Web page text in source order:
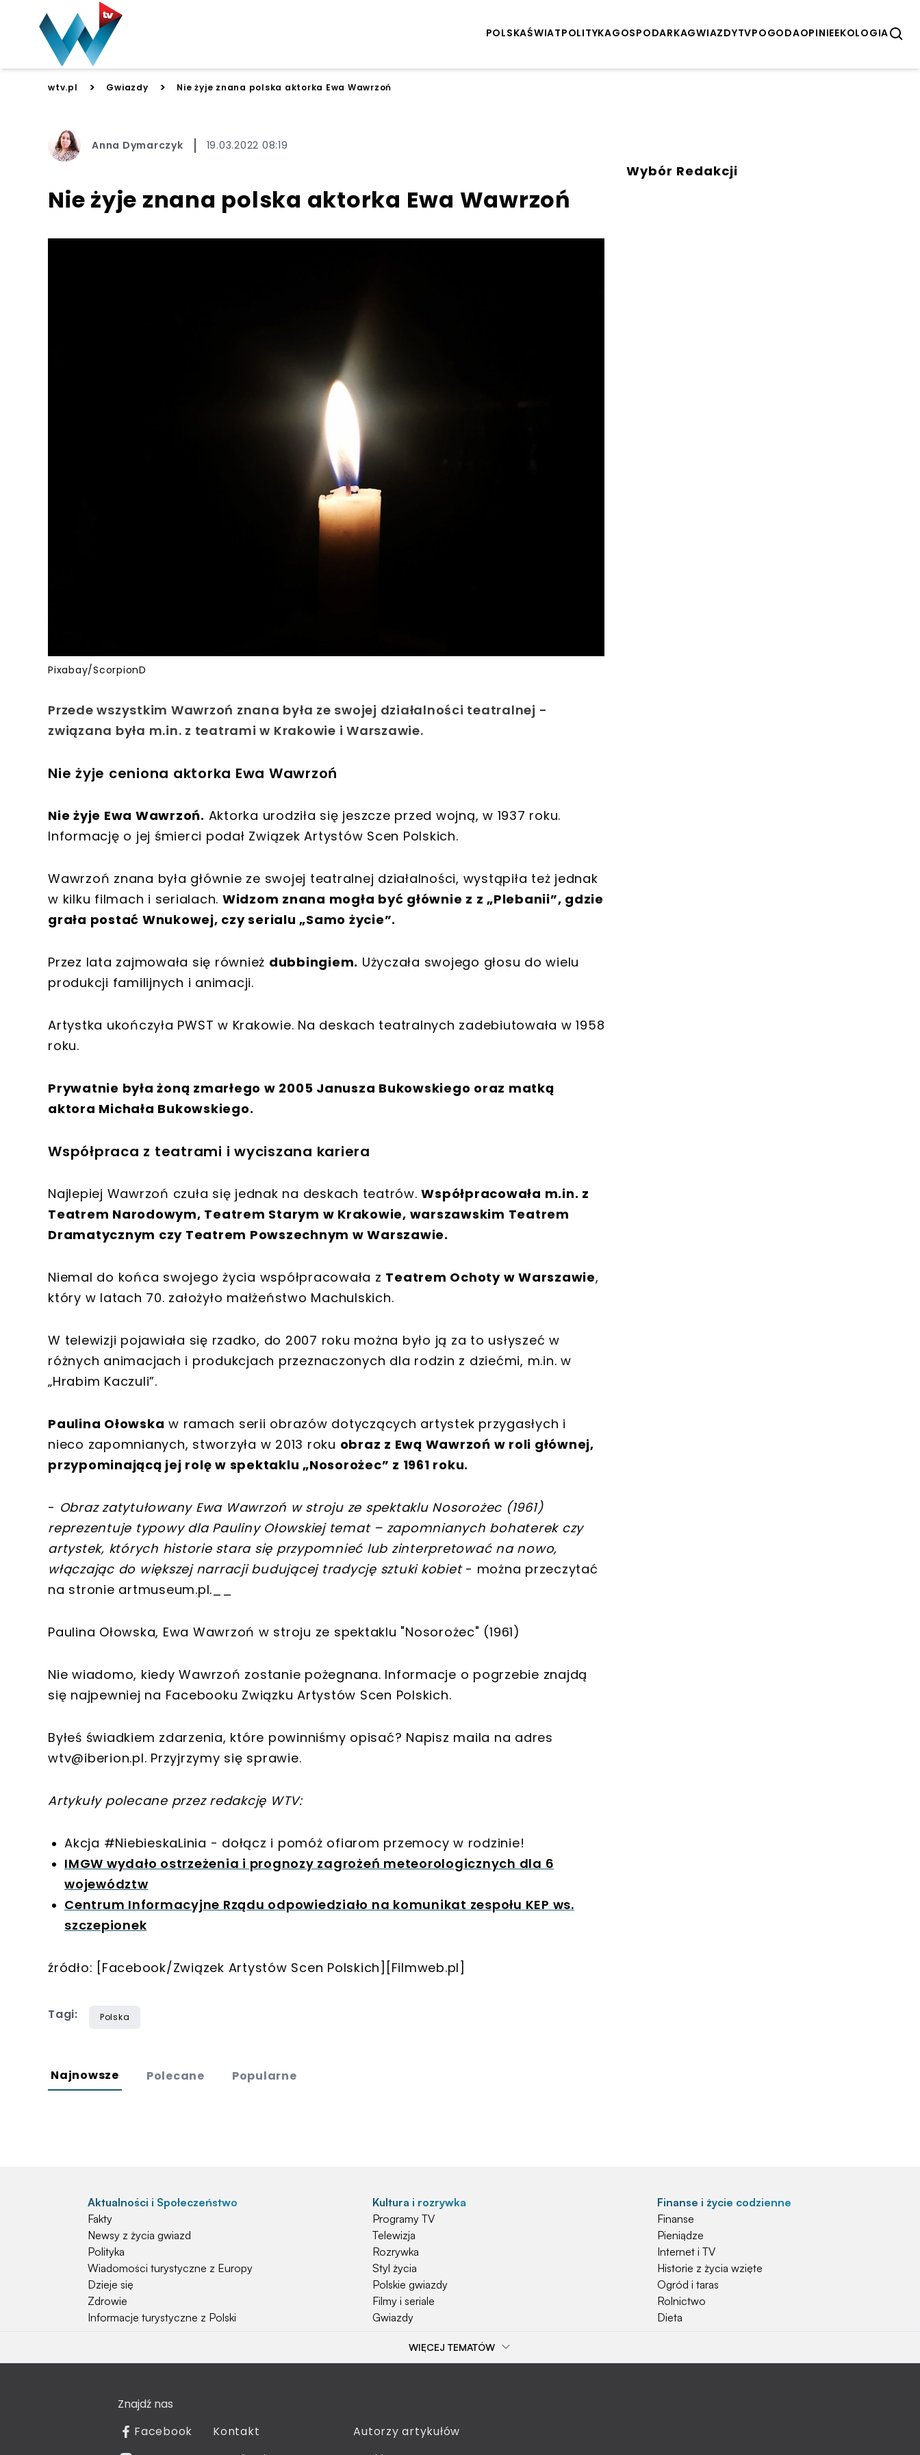
POLSKAŚWIATPOLITYKAGOSPODARKAGWIAZDYTVPOGODAOPINIEEKOLOGIA
wtv.pl > Gwiazdy > Nie żyje znana polska aktorka Ewa Wawrzoń
Anna Dymarczyk 19.03.2022 08:19
Nie żyje znana polska aktorka Ewa Wawrzoń
Pixabay/ScorpionD
Przede wszystkim Wawrzoń znana była ze swojej działalności teatralnej -
związana była m.in. z teatrami w Krakowie i Warszawie.
Nie żyje ceniona aktorka Ewa Wawrzoń
Nie żyje Ewa Wawrzoń. Aktorka urodziła się jeszcze przed wojną, w 1937 roku.
Informację o jej śmierci podał Związek Artystów Scen Polskich.
Wawrzoń znana była głównie ze swojej teatralnej działalności, wystąpiła też jednak
w kilku filmach i serialach. Widzom znana mogła być głównie z z „Plebanii”, gdzie
grała postać Wnukowej, czy serialu „Samo życie”.
Przez lata zajmowała się również dubbingiem. Użyczała swojego głosu do wielu
produkcji familijnych i animacji.
Artystka ukończyła PWST w Krakowie. Na deskach teatralnych zadebiutowała w 1958
roku.
Prywatnie była żoną zmarłego w 2005 Janusza Bukowskiego oraz matką
aktora Michała Bukowskiego.
Współpraca z teatrami i wyciszana kariera
Najlepiej Wawrzoń czuła się jednak na deskach teatrów.Współpracowała m.in. z
Teatrem Narodowym, Teatrem Starym w Krakowie, warszawskim Teatrem
Dramatycznym czy Teatrem Powszechnym w Warszawie.
Niemal do końca swojego życia współpracowała z Teatrem Ochoty w Warszawie,
który w latach 70. założyło małżeństwo Machulskich.
W telewizji pojawiała się rzadko, do 2007 roku można było ją za to usłyszeć w
różnych animacjach i produkcjach przeznaczonych dla rodzin z dziećmi, m.in. w
„Hrabim Kaczuli”.
Paulina Ołowska w ramach serii obrazów dotyczących artystek przygasłych i
nieco zapomnianych, stworzyła w 2013 roku obraz z Ewą Wawrzoń w roli głównej,
przypominającą jej rolę w spektaklu „Nosorożec” z 1961 roku.
- Obraz zatytułowany Ewa Wawrzoń w stroju ze spektaklu Nosorożec (1961)
reprezentuje typowy dla Pauliny Ołowskiej temat – zapomnianych bohaterek czy
artystek, których historie stara się przypomnieć lub zinterpretować na nowo,
włączając do większej narracji budującej tradycję sztuki kobiet - można przeczytać
na stronie artmuseum.pl.__
Paulina Ołowska, Ewa Wawrzoń w stroju ze spektaklu "Nosorożec" (1961)
Nie wiadomo, kiedy Wawrzoń zostanie pożegnana. Informacje o pogrzebie znajdą
się najpewniej na Facebooku Związku Artystów Scen Polskich.
Byłeś świadkiem zdarzenia, które powinniśmy opisać? Napisz maila na adres
wtv@iberion.pl. Przyjrzymy się sprawie.
Artykuły polecane przez redakcję WTV:
Akcja #NiebieskaLinia - dołącz i pomóż ofiarom przemocy w rodzinie!
IMGW wydało ostrzeżenia i prognozy zagrożeń meteorologicznych dla 6
województw
Centrum Informacyjne Rządu odpowiedziało na komunikat zespołu KEP ws.
szczepionek
źródło: [Facebook/Związek Artystów Scen Polskich][Filmweb.pl]
Tagi: Polska
Wybór Redakcji
Najnowsze Polecane Popularne
Aktualności i Społeczeństwo
Fakty
Newsy z życia gwiazd
Polityka
Wiadomości turystyczne z Europy
Dzieje się
Zdrowie
Informacje turystyczne z Polski
Kultura i rozrywka
Programy TV
Telewizja
Rozrywka
Styl życia
Polskie gwiazdy
Filmy i seriale
Gwiazdy
Finanse i życie codzienne
Finanse
Pieniądze
Internet i TV
Historie z życia wzięte
Ogród i taras
Rolnictwo
Dieta
Natura i Hobby
Rośliny
Technologia
Popularne tematy
Emerytura
Najchętniej czytane
WIĘCEJ TEMATÓW
Znajdź nas
Facebook
Kontakt
Autorzy artykułów